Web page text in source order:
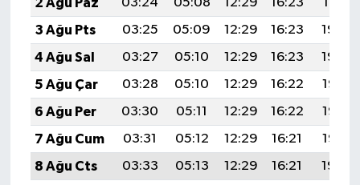
2 Ağu Paz
03:24 05:08 12:29 16:23
19:41
3 Ağu Pts
03:25 05:09 12:29 16:23
19:40
4 Ağu Sal
03:27 05:10 12:29 16:23
19:39
5 Ağu Çar
03:28 05:10 12:29 16:22
19:38
6 Ağu Per
03:30 05:11 12:29 16:22
19:36
7 Ağu Cum
03:31 05:12 12:29 16:21
19:35
8 Ağu Cts
03:33 05:13 12:29 16:21
19:34